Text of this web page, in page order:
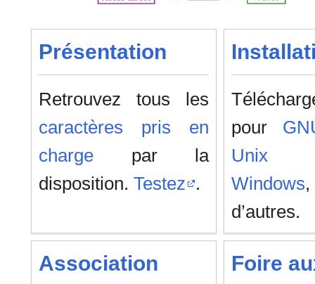
Présentation
Retrouvez tous les
caractères pris en
charge par la
disposition. Testez .
pour
Unix
Windows
d’autres.
Association
Foire